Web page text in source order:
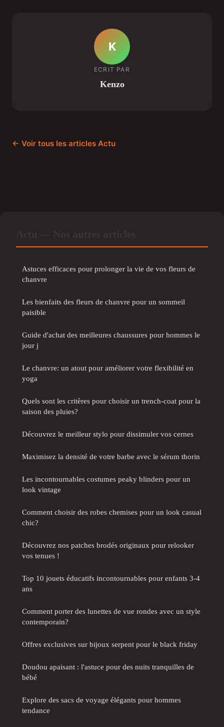
K
ECRIT PAR
Kenzo
← Voir tous les articles Actu
Astuces efficaces pour prolonger la vie de vos fleurs de
chanvre
Les bienfaits des fleurs de chanvre pour un sommeil
paisible
Guide d'achat des meilleures chaussures pour hommes le
jour j
Le chanvre: un atout pour améliorer votre flexibilité en
yoga
Quels sont les critères pour choisir un trench-coat pour la
saison des pluies?
Découvrez le meilleur stylo pour dissimuler vos cernes
Maximisez la densité de votre barbe avec le sérum thorin
Les incontournables costumes peaky blinders pour un
look vintage
Comment choisir des robes chemises pour un look casual
chic?
Découvrez nos patches brodés originaux pour relooker
vos tenues !
Top 10 jouets éducatifs incontournables pour enfants 3-4
ans
Comment porter des lunettes de vue rondes avec un style
contemporain?
Offres exclusives sur bijoux serpent pour le black friday
Doudou apaisant : l'astuce pour des nuits tranquilles de
bébé
Explore des sacs de voyage élégants pour hommes
tendance